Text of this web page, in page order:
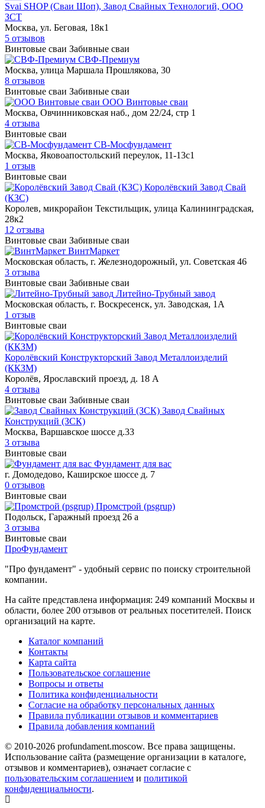
Svai SHOP (Сваи Шоп), Завод Свайных Технологий, ООО
ЗСТ
Москва, ул. Беговая, 18к1
5 отзывов
Винтовые сваи Забивные сваи
СВФ-Премиум
Москва, улица Маршала Прошлякова, 30
8 отзывов
Винтовые сваи Забивные сваи
ООО Винтовые сваи
Москва, Овчинниковская наб., дом 22/24, стр 1
4 отзыва
Винтовые сваи
СВ-Мосфундамент
Москва, Яковоапостольский переулок, 11-13с1
1 отзыв
Винтовые сваи
Королёвский Завод Свай
(КЗС)
Королев, микрорайон Текстильщик, улица Калининградская,
28к2
12 отзыва
Винтовые сваи Забивные сваи
ВинтМаркет
Московская область, г. Железнодорожный, ул. Советская 46
3 отзыва
Винтовые сваи Забивные сваи
Литейно-Трубный завод
Московская область, г. Воскресенск, ул. Заводская, 1А
1 отзыв
Винтовые сваи
Королёвский Конструкторский Завод Металлоизделий
(ККЗМ)
Королёв, Ярославский проезд, д. 18 А
4 отзыва
Винтовые сваи Забивные сваи
Завод Свайных
Конструкций (ЗСК)
Москва, Варшавское шоссе д.33
3 отзыва
Винтовые сваи
Фундамент для вас
г. Домодедово, Каширское шоссе д. 7
0 отзывов
Винтовые сваи
Промстрой (psgrup)
Подольск, Гаражный проезд 26 а
3 отзыва
Винтовые сваи
ПроФундамент
"Про фундамент" - удобный сервис по поиску строительной
компании.
На сайте представлена информация: 249 компаний Москвы и
области, более 200 отзывов от реальных посетителей. Поиск
организаций на карте.
Каталог компаний
Контакты
Карта сайта
Пользовательское соглашение
Вопросы и ответы
Политика конфиденциальности
Согласие на обработку персональных данных
Правила публикации отзывов и комментариев
Правила добавления компаний
© 2010-2026 profundament.moscow. Все права защищены.
Использование сайта (размещение организации в каталоге,
отзывов и комментариев), означает согласие с
пользовательским соглашением и политикой
конфиденциальности.